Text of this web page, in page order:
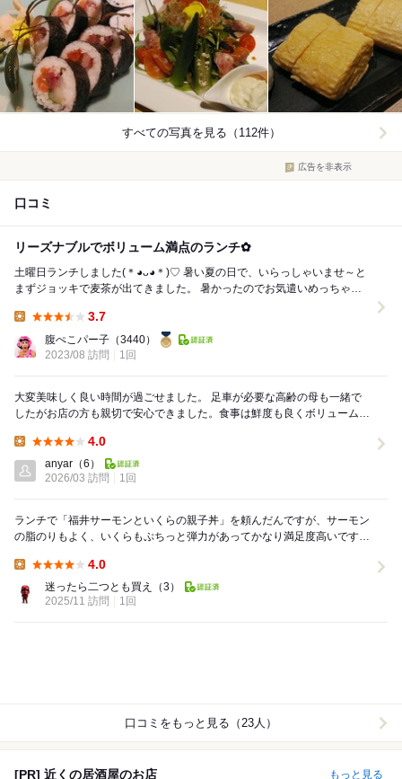
すべての写真を見る（112件）
広告を非表示
口コミ
リーズナブルでボリューム満点のランチ✿
土曜日ランチしました(＊◕ᴗ◕＊)♡ 暑い夏の日で、いらっしゃいませ～と
まずジョッキで麦茶が出てきました。 暑かったのでお気遣いめっちゃウ
3.7
腹ぺこパー子 （3440）
2023/08 訪問
1回
大変美味しく良い時間が過ごせました。 足車が必要な高齢の母も一緒で
したがお店の方も親切で安心できました。食事は鮮度も良くボリュームが
4.0
anyar （6）
2026/03 訪問
1回
ランチで「福井サーモンといくらの親子丼」を頼んだんですが、サーモン
の脂のりもよく、いくらもぷちっと弾力があってかなり満足度高いです！
4.0
迷ったら二つとも買え
（3）
2025/11 訪問
1回
口コミをもっと見る（23人）
[PR] 近くの居酒屋のお店 もっと見る